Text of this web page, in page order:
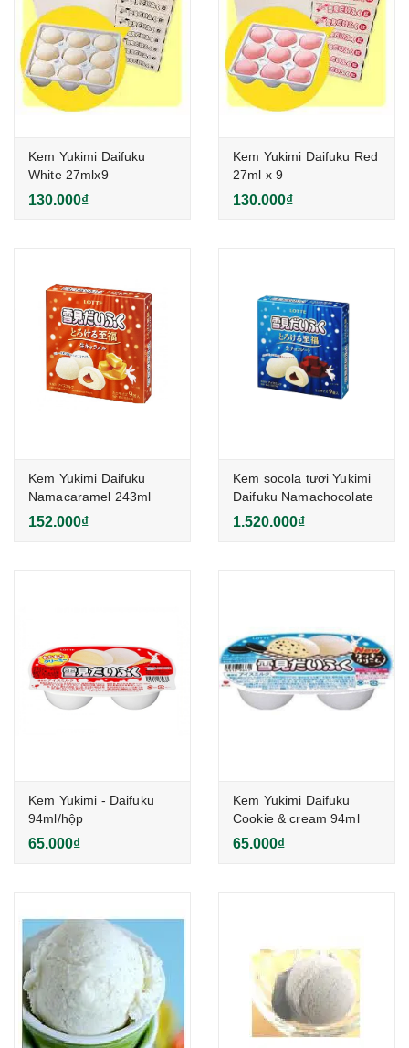
Kem Yukimi Daifuku
White 27mlx9
130.000₫
Kem Yukimi Daifuku Red
27ml x 9
130.000₫
Kem Yukimi Daifuku
Namacaramel 243ml
152.000₫
Kem socola tươi Yukimi
Daifuku Namachocolate
243ml
1.520.000₫
Kem Yukimi - Daifuku
94ml/hộp
65.000₫
Kem Yukimi Daifuku
Cookie & cream 94ml
65.000₫